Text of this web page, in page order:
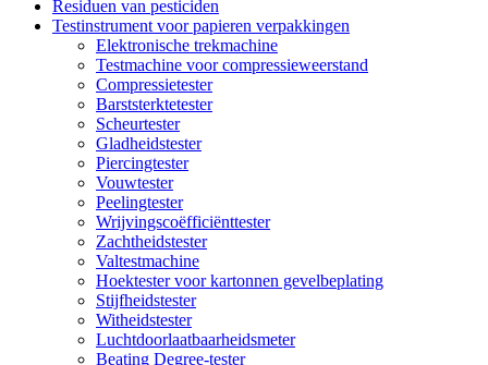
Residuen van pesticiden
Testinstrument voor papieren verpakkingen
Elektronische trekmachine
Testmachine voor compressieweerstand
Compressietester
Barststerktetester
Scheurtester
Gladheidstester
Piercingtester
Vouwtester
Peelingtester
Wrijvingscoëfficiënttester
Zachtheidstester
Valtestmachine
Hoektester voor kartonnen gevelbeplating
Stijfheidstester
Witheidstester
Luchtdoorlaatbaarheidsmeter
Beating Degree-tester